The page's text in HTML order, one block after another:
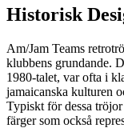
Historisk
Am/Jam Teams
klubbens grundande.
1980-talet, var ofta i
jamaicanska kulturen
Typiskt för dessa
färger som också